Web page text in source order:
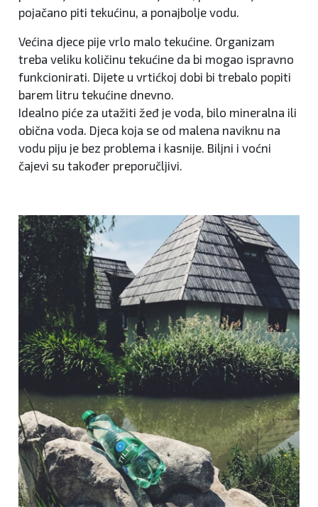
pojačano piti tekućinu, a ponajbolje vodu.
Većina djece pije vrlo malo tekućine. Organizam
treba veliku količinu tekućine da bi mogao ispravno
funkcionirati. Dijete u vrtićkoj dobi bi trebalo popiti
barem litru tekućine dnevno.
Idealno piće za utažiti žeđ je voda, bilo mineralna ili
obična voda. Djeca koja se od malena naviknu na
vodu piju je bez problema i kasnije. Biljni i voćni
čajevi su također preporučljivi.